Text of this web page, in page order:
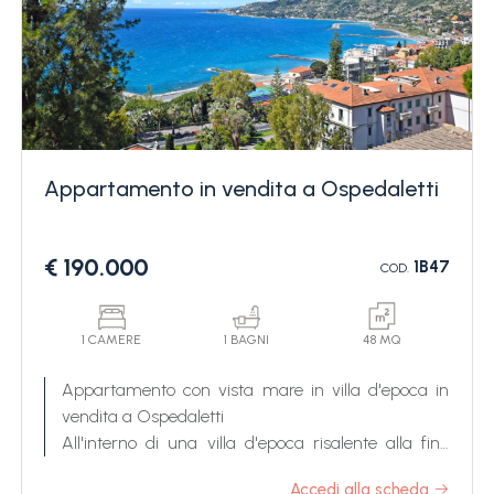
comodissimo a tutti i servizi e al mare, ottimo
come casa vacanze.
Appartamento in vendita a Ospedaletti
€ 190.000 COD.1B47
1 CAMERE 1 BAGNI 48 MQ
Appartamento con vista mare in villa d'epoca in
vendita a Ospedaletti
All'interno di una villa d'epoca risalente alla fine
Accedi alla scheda